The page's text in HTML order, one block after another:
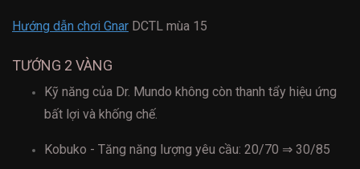
Hướng dẫn chơi Gnar DCTL mùa 15
TƯỚNG 2 VÀNG
Kỹ năng của Dr. Mundo không còn thanh tẩy hiệu ứng
bất lợi và khống chế.
Kobuko - Tăng năng lượng yêu cầu: 20/70 ⇒ 30/85